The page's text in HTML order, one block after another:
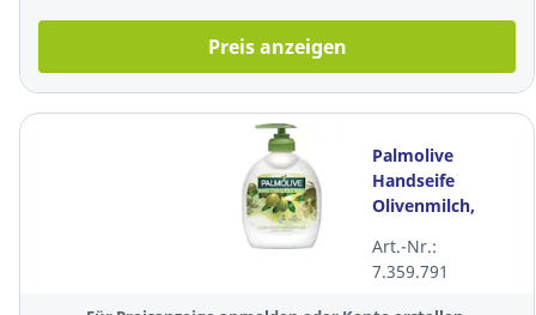
Preis anzeigen
Palmolive
Handseife
Olivenmilch,
300ml
Art.-Nr.:
7.359.791